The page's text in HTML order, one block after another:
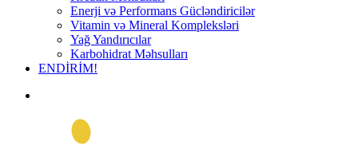
Enerji və Performans Gücləndiricilər
Vitamin və Mineral Kompleksləri
Yağ Yandırıcılar
Karbohidrat Məhsulları
ENDİRİM!